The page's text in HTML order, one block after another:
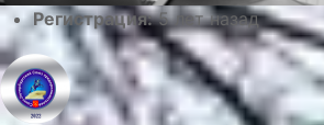
Регистрация:5 лет назад